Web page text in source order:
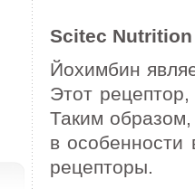
Scitec
Йохимбин
Этот
Таким
в
рецепторы.